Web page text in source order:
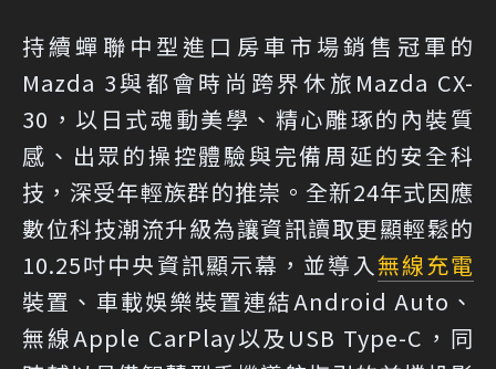
持續蟬聯中型進口房車市場銷售冠軍的
Mazda 3與都會時尚跨界休旅Mazda CX-
30，以日式魂動美學、精心雕琢的內裝質
感、出眾的操控體驗與完備周延的安全科
技，深受年輕族群的推崇。全新24年式因應
數位科技潮流升級為讓資訊讀取更顯輕鬆的
10.25吋中央資訊顯示幕，並導入無線充電
裝置、車載娛樂裝置連結Android Auto、
無線Apple CarPlay以及USB Type-C，同